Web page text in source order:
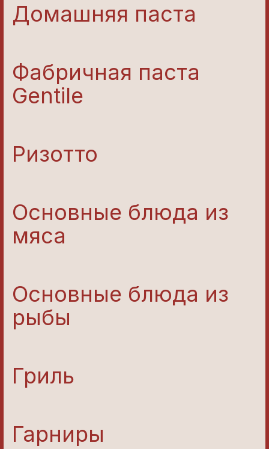
Домашняя паста
Фабричная паста
Gentile
Ризотто
Основные блюда из
мяса
Основные блюда из
рыбы
Гриль
Гарниры